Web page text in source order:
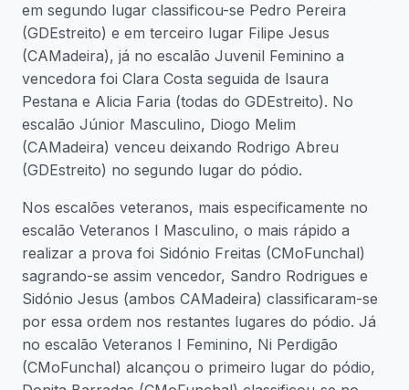
em segundo lugar classificou-se Pedro Pereira
(GDEstreito) e em terceiro lugar Filipe Jesus
(CAMadeira), já no escalão Juvenil Feminino a
vencedora foi Clara Costa seguida de Isaura
Pestana e Alicia Faria (todas do GDEstreito). No
escalão Júnior Masculino, Diogo Melim
(CAMadeira) venceu deixando Rodrigo Abreu
(GDEstreito) no segundo lugar do pódio.
Nos escalões veteranos, mais especificamente no
escalão Veteranos I Masculino, o mais rápido a
realizar a prova foi Sidónio Freitas (CMoFunchal)
sagrando-se assim vencedor, Sandro Rodrigues e
Sidónio Jesus (ambos CAMadeira) classificaram-se
por essa ordem nos restantes lugares do pódio. Já
no escalão Veteranos I Feminino, Ni Perdigão
(CMoFunchal) alcançou o primeiro lugar do pódio,